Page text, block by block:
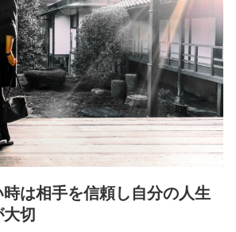
は相手を信頼し自分の人生
大切